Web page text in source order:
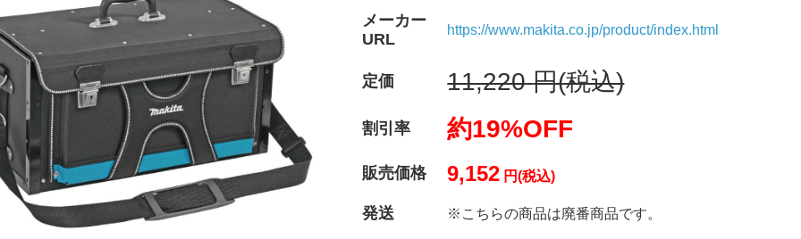
メーカー
URL
https://www.makita.co.jp/product/index.html
定価 11,220 円(税込)
割引率 約19%OFF
販売価格 9,152 円(税込)
発送 ※こちらの商品は廃番商品です。